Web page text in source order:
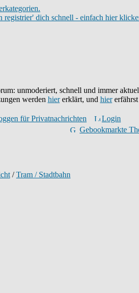
registrier' dich schnell - einfach hier
unmoderiert, schnell und immer
werden hiererklärt, und hiererfährst
für Privatnachrichten
Login
Gebookmarkte
/Tram / Stadtbahn